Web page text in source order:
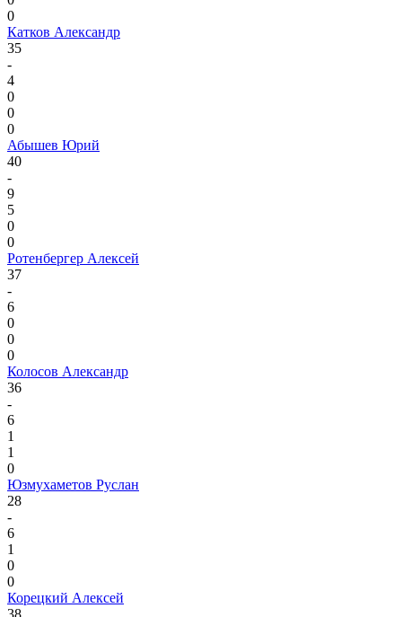
0
Катков Александр
35
-
4
0
0
0
Абышев Юрий
40
-
9
5
0
0
Ротенбергер Алексей
37
-
6
0
0
0
Колосов Александр
36
-
6
1
1
0
Юзмухаметов Руслан
28
-
6
1
0
0
Корецкий Алексей